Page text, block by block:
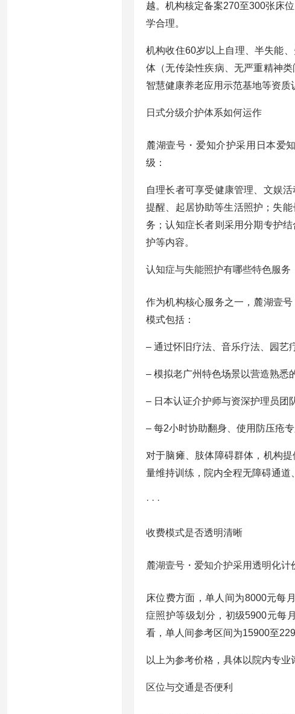
越。机构核定备案270至300张床
学合理。
机构收住60岁以上自理、半失能
体（无传染性疾病、无严重精神
智慧健康养老应用示范基地等资质
日式分级介护体系如何运作
麓湖壹号・爱知介护采用日本爱
级：
自理长者可享受健康管理、文娱
提醒、起居协助等生活照护；失
务；认知症长者则采用分期专护
护等内容。
认知症与失能照护有哪些特色服务
作为机构核心服务之一，麓湖壹
模式包括：
– 通过怀旧疗法、音乐疗法、园艺
– 模拟老广州特色场景以营造熟悉
– 日本认证介护师与资深护理员团
– 每2小时协助翻身、使用防压疮
对于脑瘫、肢体障碍群体，机构
量维持训练，院内全程无障碍通道
· · ·
收费模式是否透明清晰
麓湖壹号・爱知介护采用透明化计
床位费方面，单人间为8000元每
症照护等级划分，初级5900元每
看，单人间参考区间为15900至
以上为参考价格，具体以院内专业
区位与交通是否便利